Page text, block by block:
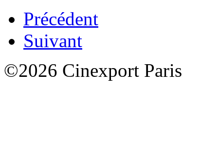
Précédent
Suivant
©2026 Cinexport Paris